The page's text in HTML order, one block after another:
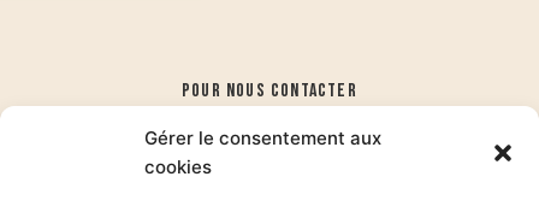
Gérer le consentement aux
cookies
POUR NOUS CONTACTER
3 pl. Saint-Etienne 89240 EGLENY